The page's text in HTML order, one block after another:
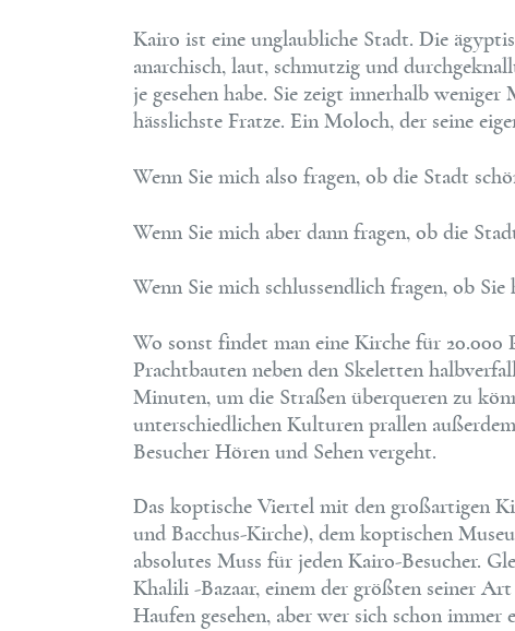
Kairo ist eine unglaubliche Stadt. Die
anarchisch, laut, schmutzig und
je gesehen habe. Sie zeigt innerhalb
hässlichste Fratze. Ein Moloch, der seine
Wenn Sie mich also fragen, ob die Stadt
Wenn Sie mich aber dann fragen, ob die
Wenn Sie mich schlussendlich fragen, ob
Wo sonst findet man eine Kirche für 20.000
Prachtbauten neben den Skeletten
Minuten, um die Straßen überqueren zu
unterschiedlichen Kulturen prallen
Besucher Hören und Sehen vergeht.
Das koptische Viertel mit den großartigen
und Bacchus-Kirche), dem koptischen
absolutes Muss für jeden Kairo-Besucher.
Khalili -Bazaar, einem der größten seiner
Haufen gesehen, aber wer sich schon